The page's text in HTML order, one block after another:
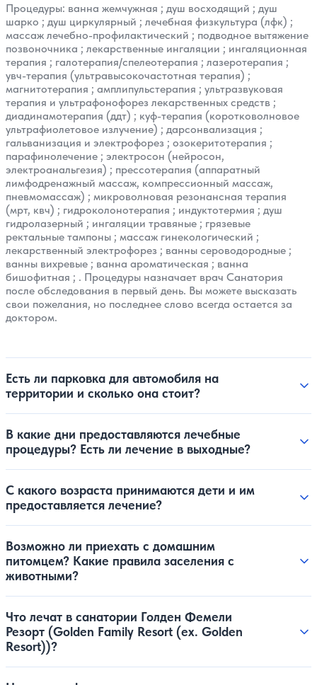
Процедуры: ванна жемчужная ; душ восходящий ; душ
шарко ; душ циркулярный ; лечебная физкультура (лфк) ;
массаж лечебно-профилактический ; подводное вытяжение
позвоночника ; лекарственные ингаляции ; ингаляционная
терапия ; галотерапия/спелеотерапия ; лазеротерапия ;
увч-терапия (ультравысокочастотная терапия) ;
магнитотерапия ; амплипульстерапия ; ультразвуковая
терапия и ультрафонофорез лекарственных средств ;
диадинамотерапия (ддт) ; куф-терапия (коротковолновое
ультрафиолетовое излучение) ; дарсонвализация ;
гальванизация и электрофорез ; озокеритотерапия ;
парафинолечение ; электросон (нейросон,
электроанальгезия) ; прессотерапия (аппаратный
лимфодренажный массаж, компрессионный массаж,
пневмомассаж) ; микроволновая резонансная терапия
(мрт, квч) ; гидроколонотерапия ; индуктотермия ; душ
гидролазерный ; ингаляции травяные ; грязевые
ректальные тампоны ; массаж гинекологический ;
лекарственный электрофорез ; ванны сероводородные ;
ванны вихревые ; ванна ароматическая ; ванна
бишофитная ; . Процедуры назначает врач Санатория
после обследования в первый день. Вы можете высказать
свои пожелания, но последнее слово всегда остается за
доктором.
Есть ли парковка для автомобиля на
территории и сколько она стоит?
В какие дни предоставляются лечебные
процедуры? Есть ли лечение в выходные?
С какого возраста принимаются дети и им
предоставляется лечение?
Возможно ли приехать с домашним
питомцем? Какие правила заселения с
животными?
Что лечат в санатории Голден Фемели
Резорт (Golden Family Resort (ex. Golden
Resort))?